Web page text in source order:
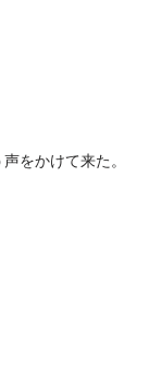
をかけて来た。